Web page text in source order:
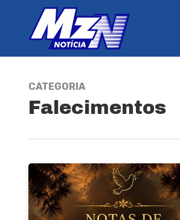
CATEGORIA
Falecimentos